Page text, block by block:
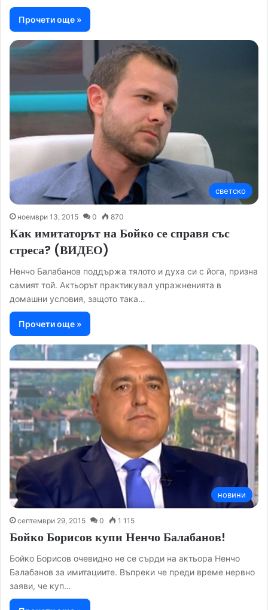
Прочети още »
светско
ноември 13, 2015 0 870
Как имитаторът на Бойко се справя със
стреса? (ВИДЕО)
Ненчо Балабанов поддържа тялото и духа си с йога, призна
самият той. Актьорът практикувал упражненията в
домашни условия, защото така…
Прочети още »
новини
септември 29, 2015 0 1 115
Бойко Борисов купи Ненчо Балабанов!
Бойко Борисов очевидно не се сърди на актьора Ненчо
Балабанов за имитациите. Въпреки че преди време нервно
заяви, че куп…